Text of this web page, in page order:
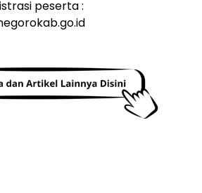
peserta :